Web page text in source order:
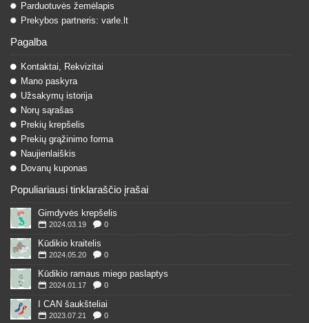
Parduotuvės žemėlapis
Prekybos partneris: varle.lt
Pagalba
Kontaktai, Rekvizitai
Mano paskyra
Užsakymų istorija
Norų sąrašas
Prekių krepšelis
Prekių grąžinimo forma
Naujienlaiškis
Dovanų kuponas
Populiariausi tinklaraščio įrašai
Gimdyvės krepšelis
2024.03.19 0
Kūdikio kraitelis
2024.05.20 0
Kūdikio ramaus miego paslaptys
2024.01.17 0
I CAN šaukšteliai
2023.07.21 0